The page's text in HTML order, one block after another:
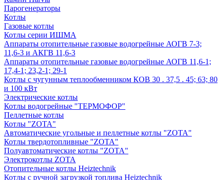
Парогенераторы
Котлы
Газовые котлы
Котлы серии ИШМА
Аппараты отопительные газовые водогрейные АОГВ 7-3;
11,6-3 и АКГВ 11,6-3
Аппараты отопительные газовые водогрейные АОГВ 11,6-1;
17,4-1; 23,2-1; 29-1
Котлы с чугунным теплообменником КОВ 30 . 37,5 . 45; 63; 80
и 100 кВт
Электрические котлы
Котлы водогрейные "ТЕРМОФОР"
Пеллетные котлы
Котлы "ZOTA"
Автоматические угольные и пеллетные котлы "ZOTA"
Котлы твердотопливные "ZOTA"
Полуавтоматические котлы "ZOTA"
Электрокотлы ZOTA
Отопительные котлы Heiztechnik
Котлы с ручной загрузкой топлива Heiztechnik